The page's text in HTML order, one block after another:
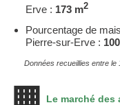
Erve : 173 m2
Pourcentage de
Pierre-sur-Erve :
Données recueillies entre le
Le marché des